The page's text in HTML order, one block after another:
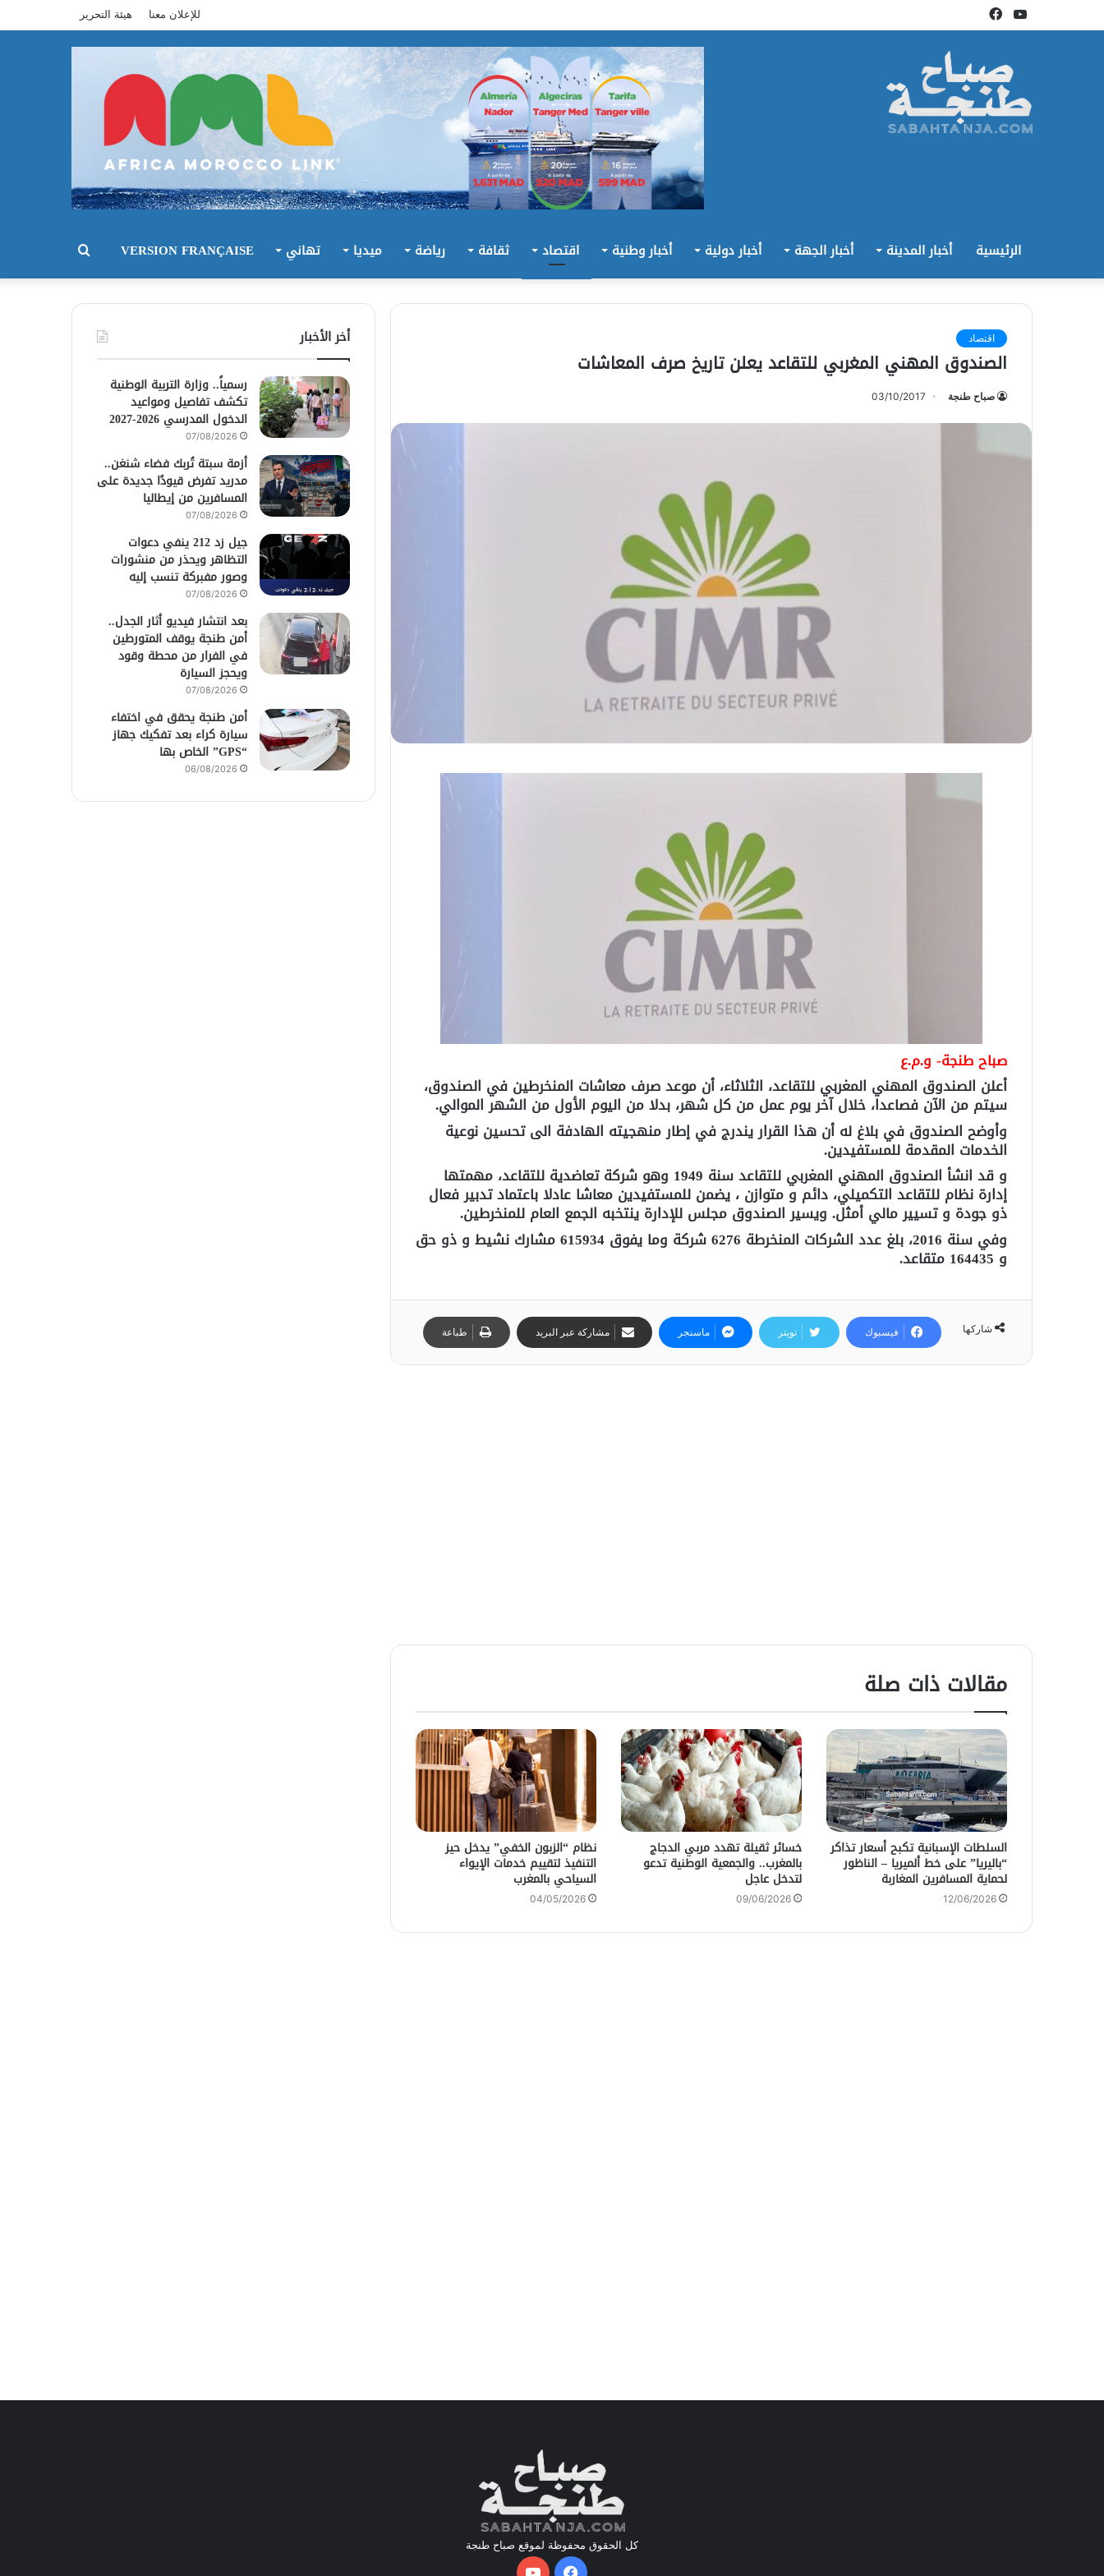
فيسبوكيوتيوب للإعلان معنا هيئة التحرير
الرئيسية أخبار المدينة أخبار الجهة أخبار دولية أخبار وطنية اقتصاد ثقافة رياضة ميديا تهاني VERSION FRANÇAISE بحث
اقتصاد
الصندوق المهني المغربي للتقاعد يعلن تاريخ صرف المعاشات
صباح طنجة 03/10/2017
صباح طنجة- و.م.ع
أعلن الصندوق المهني المغربي للتقاعد، الثلاثاء، أن موعد صرف معاشات المنخرطين في الصندوق،
سيتم من الآن فصاعدا، خلال آخر يوم عمل من كل شهر، بدلا من اليوم الأول من الشهر الموالي.
وأوضح الصندوق في بلاغ له أن هذا القرار يندرج في إطار منهجيته الهادفة الى تحسين نوعية
الخدمات المقدمة للمستفيدين.
و قد انشأ الصندوق المهني المغربي للتقاعد سنة 1949 وهو شركة تعاضدية للتقاعد، مهمتها
إدارة نظام للتقاعد التكميلي، دائم و متوازن ، يضمن للمستفيدين معاشا عادلا باعتماد تدبير فعال
ذو جودة و تسيير مالي أمثل. ويسير الصندوق مجلس للإدارة ينتخبه الجمع العام للمنخرطين.
وفي سنة 2016، بلغ عدد الشركات المنخرطة 6276 شركة وما يفوق 615934 مشارك نشيط و ذو حق
و 164435 متقاعد.
شاركها فيسبوك تويتر ماسنجر مشاركة عبر البريد طباعة
مقالات ذات صلة
السلطات الإسبانية تكبح أسعار تذاكر
“باليريا” على خط ألميريا – الناظور
لحماية المسافرين المغاربة
12/06/2026
خسائر ثقيلة تهدد مربي الدجاج
بالمغرب.. والجمعية الوطنية تدعو
لتدخل عاجل
09/06/2026
نظام “الزبون الخفي” يدخل حيز
التنفيذ لتقييم خدمات الإيواء
السياحي بالمغرب
04/05/2026
أخر الأخبار
رسمياً.. وزارة التربية الوطنية
تكشف تفاصيل ومواعيد
الدخول المدرسي 2026-2027
07/08/2026
أزمة سبتة تُربك فضاء شنغن..
مدريد تفرض قيودًا جديدة على
المسافرين من إيطاليا
07/08/2026
جيل زد 212 ينفي دعوات
التظاهر ويحذر من منشورات
وصور مفبركة تنسب إليه
07/08/2026
بعد انتشار فيديو أثار الجدل..
أمن طنجة يوقف المتورطين
في الفرار من محطة وقود
ويحجز السيارة
07/08/2026
أمن طنجة يحقق في اختفاء
سيارة كراء بعد تفكيك جهاز
“GPS” الخاص بها
06/08/2026
كل الحقوق محفوظة لموقع صباح طنجة
فيسبوكيوتيوب